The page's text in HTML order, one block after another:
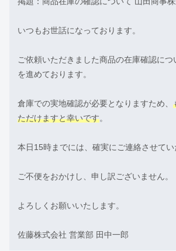
いつもお世話になっております。
ご依頼いただきました商品の在庫確認に
を進めております。
倉庫での実地確認が必要となりますため、
ただけますと幸いです。
本日15時までには、確実にご連絡させてい
ご不便をおかけし、申し訳ございません。
よろしくお願いいたします。
佐藤株式会社 営業部 田中一郎